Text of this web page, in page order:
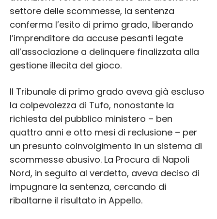
settore delle scommesse, la sentenza
conferma l’esito di primo grado, liberando
l’imprenditore da accuse pesanti legate
all’associazione a delinquere finalizzata alla
gestione illecita del gioco.
Il Tribunale di primo grado aveva già escluso
la colpevolezza di Tufo, nonostante la
richiesta del pubblico ministero – ben
quattro anni e otto mesi di reclusione – per
un presunto coinvolgimento in un sistema di
scommesse abusivo. La Procura di Napoli
Nord, in seguito al verdetto, aveva deciso di
impugnare la sentenza, cercando di
ribaltarne il risultato in Appello.